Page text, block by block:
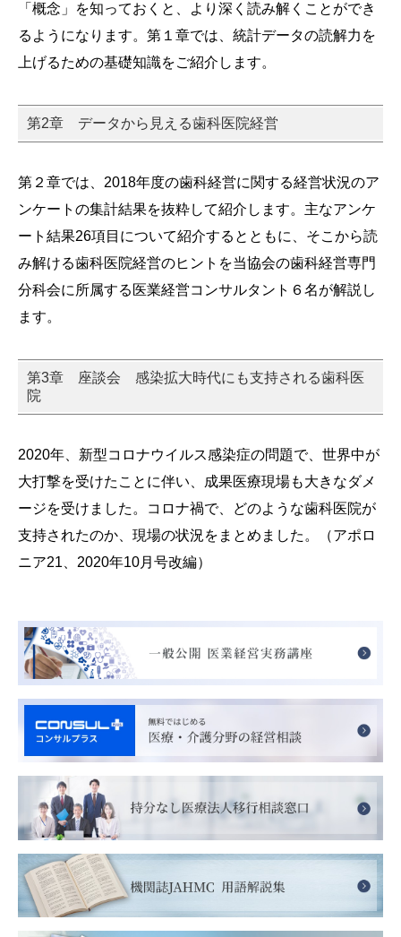
「概念」を知っておくと、より深く読み解くことができ
るようになります。第１章では、統計データの読解力を
上げるための基礎知識をご紹介します。
第2章 データから見える歯科医院経営
第２章では、2018年度の歯科経営に関する経営状況のア
ンケートの集計結果を抜粋して紹介します。主なアンケ
ート結果26項目について紹介するとともに、そこから読
み解ける歯科医院経営のヒントを当協会の歯科経営専門
分科会に所属する医業経営コンサルタント６名が解説し
ます。
第3章 座談会 感染拡大時代にも支持される歯科医
院
2020年、新型コロナウイルス感染症の問題で、世界中が
大打撃を受けたことに伴い、成果医療現場も大きなダメ
ージを受けました。コロナ禍で、どのような歯科医院が
支持されたのか、現場の状況をまとめました。（アポロ
ニア21、2020年10月号改編）